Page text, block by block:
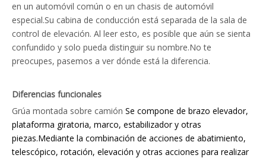
en un automóvil común o en un chasis de automóvil
especial.Su cabina de conducción está separada de la sala de
control de elevación. Al leer esto, es posible que aún se sienta
confundido y solo pueda distinguir su nombre.No te
preocupes, pasemos a ver dónde está la diferencia.
Diferencias funcionales
Grúa montada sobre camión Se compone de brazo elevador,
plataforma giratoria, marco, estabilizador y otras
piezas.Mediante la combinación de acciones de abatimiento,
telescópico, rotación, elevación y otras acciones para realizar